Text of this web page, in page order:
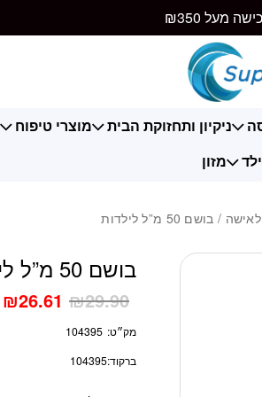
מעל ₪350
ניקיון ותחזוקת הבית מוצרי טיפוח
מזון
/ בושם 50 מ”ל לילדות
בושם 50 מ”ל לילדות
₪29.90
₪26.61
מק״ט: 104395
ברקוד:104395